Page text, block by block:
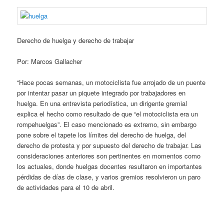
Derecho de huelga y derecho de trabajar
Por: Marcos Gallacher
“Hace pocas semanas, un motociclista fue arrojado de un puente
por intentar pasar un piquete integrado por trabajadores en
huelga. En una entrevista periodística, un dirigente gremial
explica el hecho como resultado de que “el motociclista era un
rompehuelgas”. El caso mencionado es extremo, sin embargo
pone sobre el tapete los límites del derecho de huelga, del
derecho de protesta y por supuesto del derecho de trabajar. Las
consideraciones anteriores son pertinentes en momentos como
los actuales, donde huelgas docentes resultaron en importantes
pérdidas de días de clase, y varios gremios resolvieron un paro
de actividades para el 10 de abril.